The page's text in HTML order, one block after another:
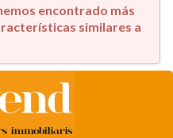
encontrado más
similares a